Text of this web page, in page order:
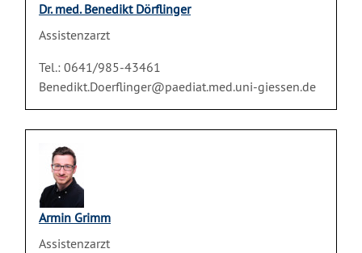
Dr. med. Benedikt Dörflinger
Assistenzarzt
Tel.: 0641/985-43461
Benedikt.Doerflinger@paediat.med.uni-giessen.de
Armin Grimm
Assistenzarzt